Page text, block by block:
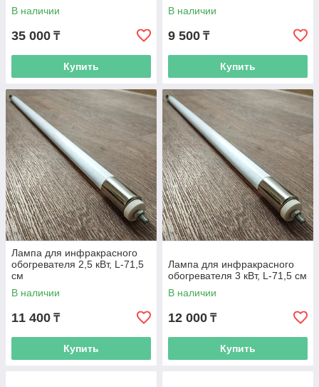
В наличии
35 000 ₸
Купить
В наличии
9 500 ₸
Купить
Лампа для инфракрасного
обогревателя 2,5 кВт, L-71,5
см
В наличии
11 400 ₸
Купить
Лампа для инфракрасного
обогревателя 3 кВт, L-71,5 см
В наличии
12 000 ₸
Купить